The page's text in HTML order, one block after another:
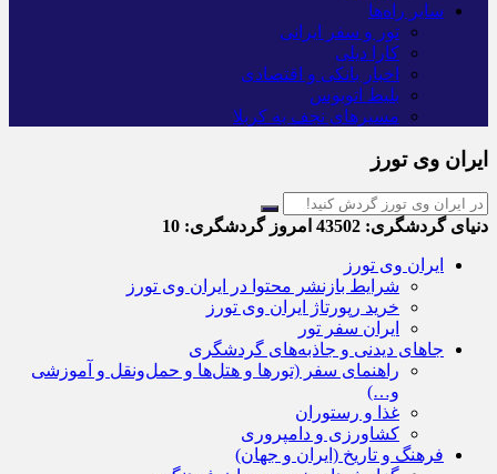
سایر راه‌ها
تور و سفر ایرانی
کارا دیلی
اخبار بانکی و اقتصادی
بلیط اتوبوس
مسیرهای نجف به کربلا
ایران وی تورز
دنیای گردشگری: امروز گردشگری:
ایران وی تورز
شرایط بازنشر محتوا در ایران وی تورز
خرید رپورتاژ ایران وی تورز
ایران سفر تور
جاهای دیدنی و جاذبه‌های گردشگری
راهنمای سفر (تورها و هتل‌ها و حمل‌و‌نقل و آموزشی
و…)
غذا و رستوران
کشاورزی و دامپروری
فرهنگ و تاریخ (ایران و جهان)